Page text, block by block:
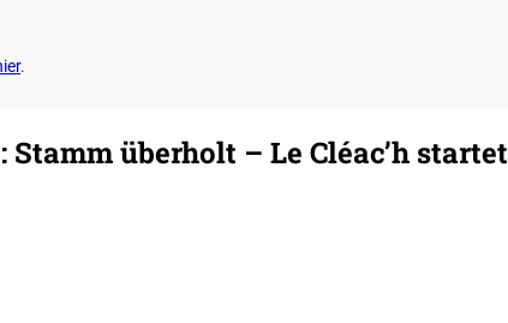
.
Stamm überholt – Le Cléac’h startet